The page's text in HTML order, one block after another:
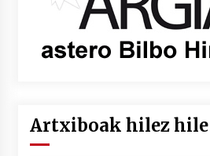
Artxiboak hilez hile